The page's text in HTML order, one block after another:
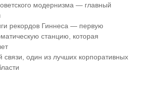
модернизма — главный
рекордов Гиннеса — первую
станцию, которая
связи, один из лучших корпоративных